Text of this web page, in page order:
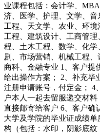
业课程包括：会计学、
济、医学、护理、文学、
工程、天文学、农业、环
工程、建筑设计、工商管
程、土木工程、数学、化
剧、市场营销、机械工程、
商科、金融专业 1、客户提
给出操作方案； 2、补充毕
注册申请账号，付定金； 4
户本人一起去留服递交材
直接邮寄给客户 6、客户确
大学及学院的毕业证成绩
构（包括：水印，阴影底